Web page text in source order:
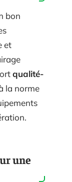
bon
et
qualité-
la norme
une